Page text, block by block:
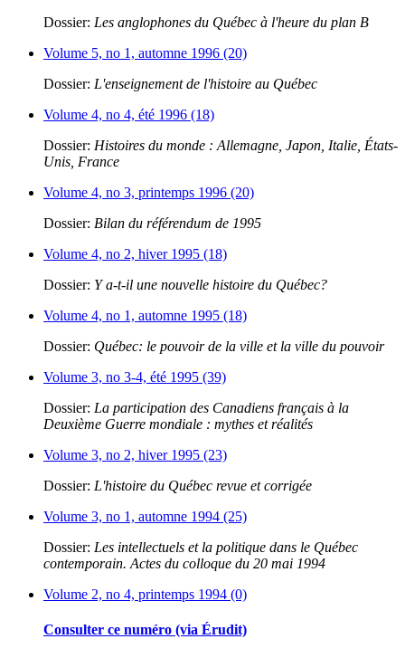
Dossier: Les anglophones du Québec à l'heure du plan B
Volume 5, no 1, automne 1996 (20)
Dossier: L'enseignement de l'histoire au Québec
Volume 4, no 4, été 1996 (18)
Dossier: Histoires du monde : Allemagne, Japon, Italie, États-
Unis, France
Volume 4, no 3, printemps 1996 (20)
Dossier: Bilan du référendum de 1995
Volume 4, no 2, hiver 1995 (18)
Dossier: Y a-t-il une nouvelle histoire du Québec?
Volume 4, no 1, automne 1995 (18)
Dossier: Québec: le pouvoir de la ville et la ville du pouvoir
Volume 3, no 3-4, été 1995 (39)
Dossier: La participation des Canadiens français à la
Deuxième Guerre mondiale : mythes et réalités
Volume 3, no 2, hiver 1995 (23)
Dossier: L'histoire du Québec revue et corrigée
Volume 3, no 1, automne 1994 (25)
Dossier: Les intellectuels et la politique dans le Québec
contemporain. Actes du colloque du 20 mai 1994
Volume 2, no 4, printemps 1994 (0)
Consulter ce numéro (via Érudit)